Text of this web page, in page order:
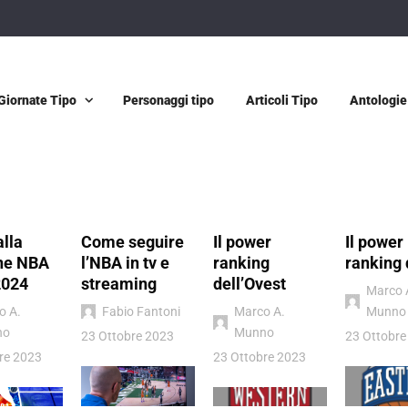
Tipo Personaggi tipo Articoli Tipo
NBA
A.
2023
Come seguire
l’NBA in tv e
streaming
Fabio Fantoni
23 Ottobre 2023
Il power
ranking
dell’Ovest
Marco A.
Munno
23 Ottobre 2023
Il power
ranking
Marco
Munno
23